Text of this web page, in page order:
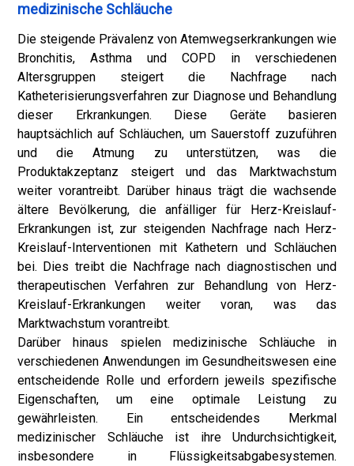
medizinische Schläuche
Die steigende Prävalenz von Atemwegserkrankungen wie
Bronchitis, Asthma und COPD in verschiedenen
Altersgruppen steigert die Nachfrage nach
Katheterisierungsverfahren zur Diagnose und Behandlung
dieser Erkrankungen. Diese Geräte basieren
hauptsächlich auf Schläuchen, um Sauerstoff zuzuführen
und die Atmung zu unterstützen, was die
Produktakzeptanz steigert und das Marktwachstum
weiter vorantreibt. Darüber hinaus trägt die wachsende
ältere Bevölkerung, die anfälliger für Herz-Kreislauf-
Erkrankungen ist, zur steigenden Nachfrage nach Herz-
Kreislauf-Interventionen mit Kathetern und Schläuchen
bei. Dies treibt die Nachfrage nach diagnostischen und
therapeutischen Verfahren zur Behandlung von Herz-
Kreislauf-Erkrankungen weiter voran, was das
Marktwachstum vorantreibt.
Darüber hinaus spielen medizinische Schläuche in
verschiedenen Anwendungen im Gesundheitswesen eine
entscheidende Rolle und erfordern jeweils spezifische
Eigenschaften, um eine optimale Leistung zu
gewährleisten. Ein entscheidendes Merkmal
medizinischer Schläuche ist ihre Undurchsichtigkeit,
insbesondere in Flüssigkeitsabgabesystemen.